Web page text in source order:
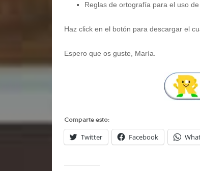
Reglas de ortografía para el uso
Haz click en el botón para descargar el
Espero que os guste, María.
Comparte esto:
Twitter Facebook